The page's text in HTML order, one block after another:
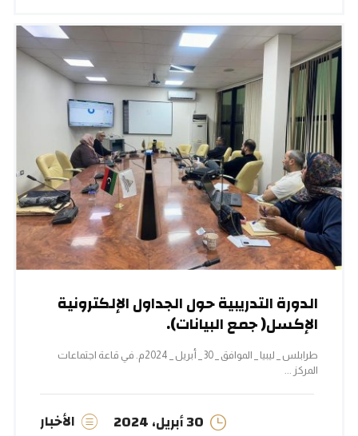
الدورة التدريبية حول الجداول الإلكترونية
الإكسل( جمع البيانات).
طرابلس _ ليبيا _ الموافق _ 30 _ أبريل _ 2024م. في قاعة اجتماعات
المركز ...
30 أبريل، 2024 الأخبار